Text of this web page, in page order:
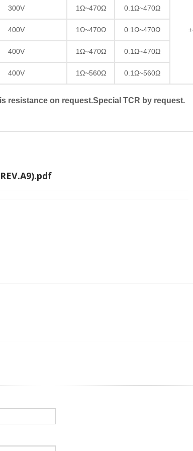
300V 1Ω~470Ω 0.1Ω~470Ω
400V 1Ω~470Ω 0.1Ω~470Ω
400V 1Ω~470Ω 0.1Ω~470Ω
400V 1Ω~560Ω 0.1Ω~560Ω
resistance on request.Special TCR by request.